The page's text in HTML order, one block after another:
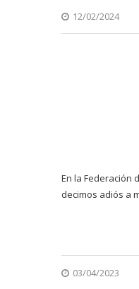
12/02/2024
En la Federación
decimos adiós a
03/04/2023